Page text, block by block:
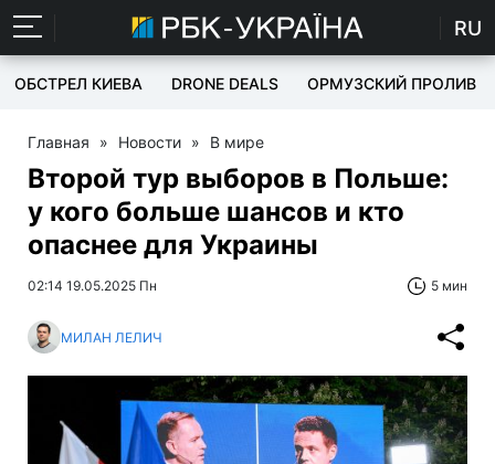
RU
ОБСТРЕЛ КИЕВА DRONE DEALS ОРМУЗСКИЙ ПРОЛИВ
Главная » Новости » В мире
Второй тур выборов в Польше:
у кого больше шансов и кто
опаснее для Украины
02:14 19.05.2025 Пн 5 мин
МИЛАН ЛЕЛИЧ